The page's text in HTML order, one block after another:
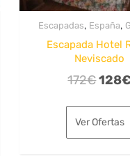
Escapadas, España,
Escapada Hotel
Neviscado
172€El
era:
128
Ver Ofertas